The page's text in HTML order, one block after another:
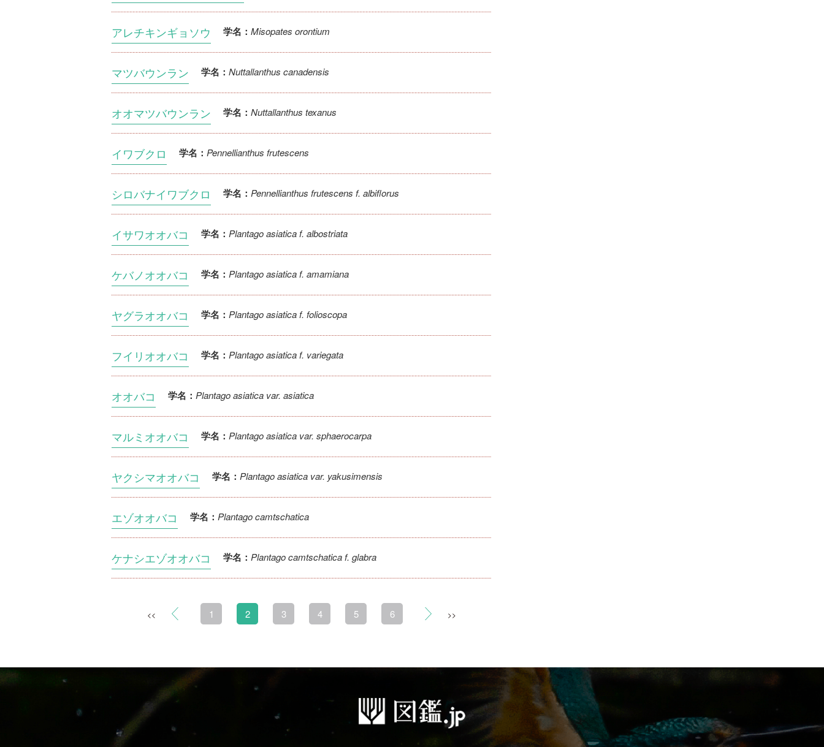
アレチキンギョソウ 学名： Misopates orontium
マツバウンラン 学名： Nuttallanthus canadensis
オオマツバウンラン 学名： Nuttallanthus texanus
イワブクロ 学名： Pennellianthus frutescens
シロバナイワブクロ 学名： Pennellianthus frutescens f. albiflorus
イサワオオバコ 学名： Plantago asiatica f. albostriata
ケバノオオバコ 学名： Plantago asiatica f. amamiana
ヤグラオオバコ 学名： Plantago asiatica f. folioscopa
フイリオオバコ 学名： Plantago asiatica f. variegata
オオバコ 学名： Plantago asiatica var. asiatica
マルミオオバコ 学名： Plantago asiatica var. sphaerocarpa
ヤクシマオオバコ 学名： Plantago asiatica var. yakusimensis
エゾオオバコ 学名： Plantago camtschatica
ケナシエゾオオバコ 学名： Plantago camtschatica f. glabra
<< 1 2 3 4 5 6 >>